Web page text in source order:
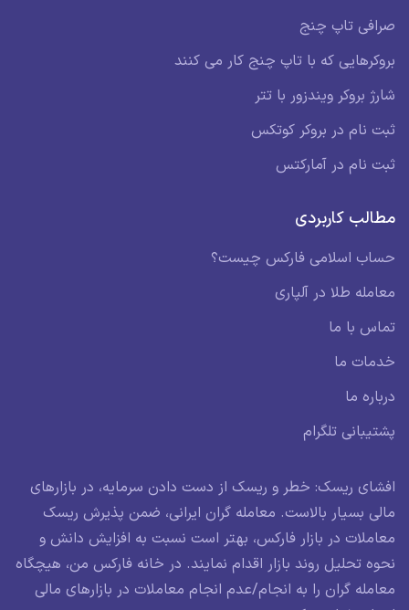
صرافی تاپ چنج
بروکرهایی که با تاپ چنج کار می کنند
شارژ بروکر ویندزور با تتر
ثبت نام در بروکر کوتکس
ثبت نام در آمارکتس
مطالب کاربردی
حساب اسلامی فارکس چیست؟
معامله طلا در آلپاری
تماس با ما
خدمات ما
درباره ما
پشتیبانی تلگرام
افشای ریسک: خطر و ریسک از دست دادن سرمایه، در بازارهای
مالی بسیار بالاست. معامله گران ایرانی، ضمن پذیرش ریسک
معاملات در بازار فارکس، بهتر است نسبت به افزایش دانش و
نحوه تحلیل روند بازار اقدام نمایند. در خانه فارکس من، هیچگاه
معامله گران را به انجام/عدم انجام معاملات در بازارهای مالی